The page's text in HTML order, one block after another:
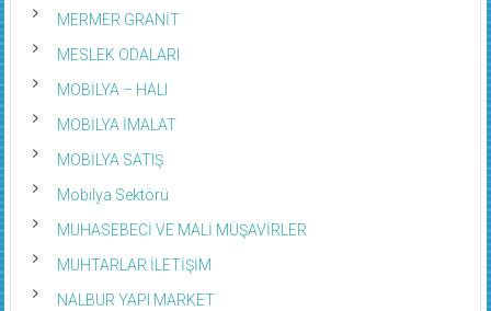
MERMER GRANİT
MESLEK ODALARI
MOBİLYA – HALI
MOBİLYA İMALAT
MOBİLYA SATIŞ
Mobilya Sektörü
MUHASEBECİ VE MALİ MÜŞAVİRLER
MUHTARLAR İLETİŞİM
NALBUR YAPI MARKET